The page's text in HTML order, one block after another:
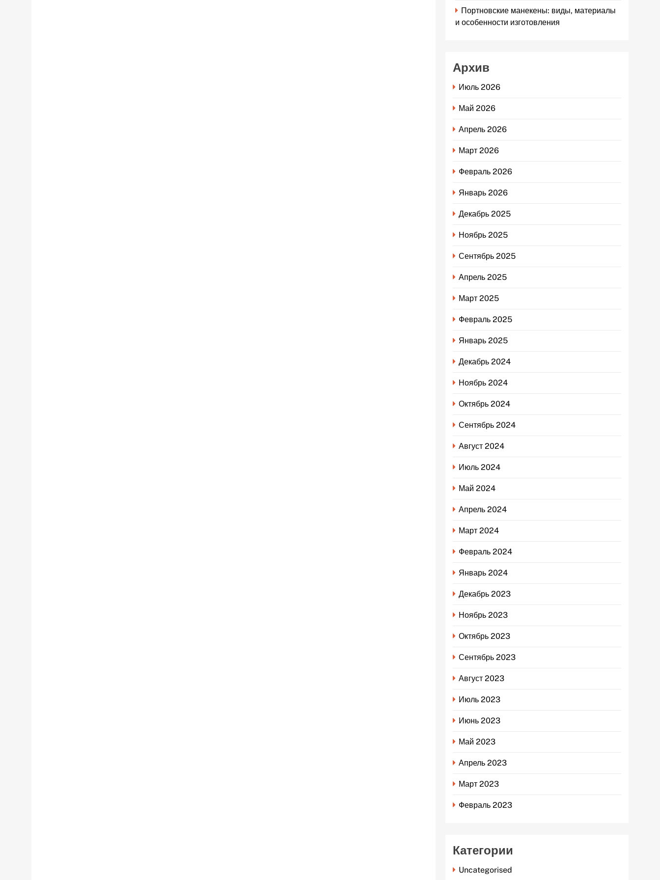
Портновские манекены: виды, материалы
и особенности изготовления
Архив
Июль 2026
Май 2026
Апрель 2026
Март 2026
Февраль 2026
Январь 2026
Декабрь 2025
Ноябрь 2025
Сентябрь 2025
Апрель 2025
Март 2025
Февраль 2025
Январь 2025
Декабрь 2024
Ноябрь 2024
Октябрь 2024
Сентябрь 2024
Август 2024
Июль 2024
Май 2024
Апрель 2024
Март 2024
Февраль 2024
Январь 2024
Декабрь 2023
Ноябрь 2023
Октябрь 2023
Сентябрь 2023
Август 2023
Июль 2023
Июнь 2023
Май 2023
Апрель 2023
Март 2023
Февраль 2023
Категории
Uncategorised